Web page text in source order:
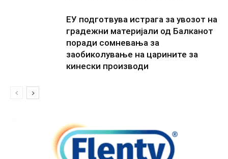
ЕУ подготвува истрага за увозот на
градежни материјали од Балканот
поради сомневања за
заобиколување на царините за
кинески производи